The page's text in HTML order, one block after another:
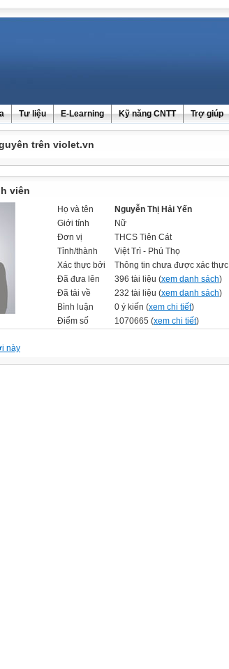
Tư liệu E-Learning Kỹ năng CNTT Trợ giúp
trên violet.vn
viên
Họ và tên
Nguyễn Thị Hải Yến
Giới tính
Nữ
Đơn vị
THCS Tiên Cát
Tỉnh/thành
Việt Trì - Phú Thọ
Xác thực bởi
Thông tin chưa được xác thực
Đã đưa lên
396 tài liệu (xem danh sách)
Đã tải về
232 tài liệu (xem danh sách)
Bình luận
0 ý kiến (xem chi tiết)
Điểm số
1070665 (xem chi tiết)
này